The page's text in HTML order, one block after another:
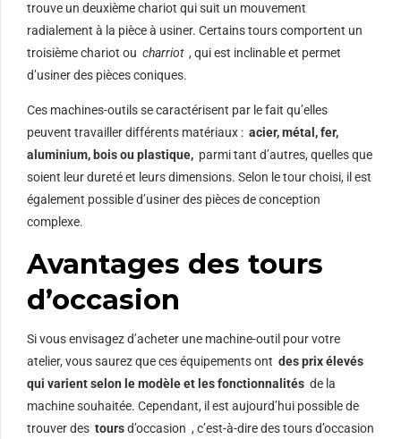
trouve un deuxième chariot qui suit un mouvement
radialement à la pièce à usiner. Certains tours comportent un
troisième chariot ou charriot, qui est inclinable et permet
d’usiner des pièces coniques.
Ces machines-outils se caractérisent par le fait qu’elles
peuvent travailler différents matériaux : acier, métal, fer,
aluminium, bois ou plastique, parmi tant d’autres, quelles que
soient leur dureté et leurs dimensions. Selon le tour choisi, il est
également possible d’usiner des pièces de conception
complexe.
Avantages des tours
d’occasion
Si vous envisagez d’acheter une machine-outil pour votre
atelier, vous saurez que ces équipements ont des prix élevés
qui varient selon le modèle et les fonctionnalités de la
machine souhaitée. Cependant, il est aujourd’hui possible de
trouver des toursd’occasion , c’est-à-dire des tours d’occasion